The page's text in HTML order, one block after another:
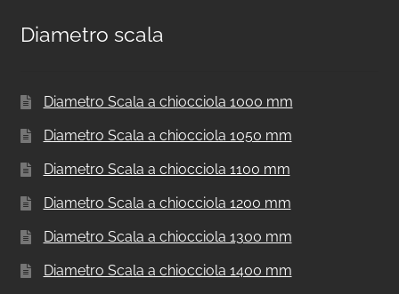
Diametro scala
Diametro Scala a chiocciola 1000 mm
Diametro Scala a chiocciola 1050 mm
Diametro Scala a chiocciola 1100 mm
Diametro Scala a chiocciola 1200 mm
Diametro Scala a chiocciola 1300 mm
Diametro Scala a chiocciola 1400 mm